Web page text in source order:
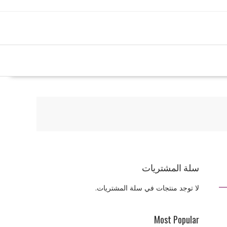
سلة المشتريات
لا توجد منتجات في سلة المشتريات.
Most Popular